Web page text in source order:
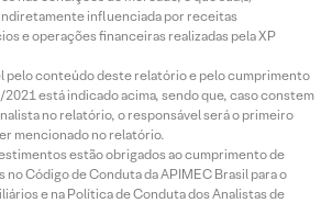
influenciada por receitas
e operações financeiras realizadas pela XP
pelo conteúdo deste relatório e pelo cumprimento
2021 está indicado acima, sendo que, caso constem
no relatório, o responsável será o primeiro
mencionado no relatório.
estão obrigados ao cumprimento de
no Código de Conduta da APIMEC Brasil para o
e na Política de Conduta dos Analistas de